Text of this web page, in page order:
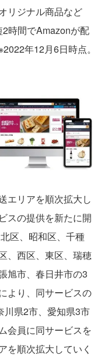
リジナル商品など
時間でAmazonが配
年12月6日時点。
エリアを順次拡大し
スの提供を新たに開
区、昭和区、千種
、西区、東区、瑞穂
旭市、春日井市の3
より、同サービスの
川県2市、愛知県3市
会員に同サービスを
を順次拡大していく